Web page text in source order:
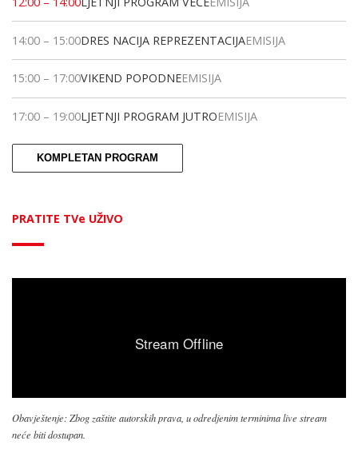
14:00 – 15:00DRES NACIJA REPREZENTACIJAEMISIJA
15:00 – 17:00VIKEND POPODNEEMISIJA
17:00 – 19:00LJETNJI PROGRAM JUTROEMISIJA
KOMPLETAN PROGRAM
PRATITE TVe UŽIVO
Obavještenje: Zbog zaštite autorskih prava, u odredjenim terminima live stream
neće biti dostupan.